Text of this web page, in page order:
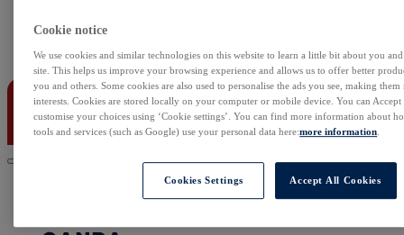
Rolowania
Kontakt
Cookie notice
We use cookies and similar technologies on this website to learn a little bit about you
site. This helps us improve your browsing experience and allows us to offer better
you and others. Some cookies are also used to personalise the ads you see, making
interests. Cookies are stored locally on your computer or mobile device. You can
customise your choices using ‘Cookie settings’. You can find more information about
tools and services (such as Google) use your personal data here:more information
Cookies Settings Accept All Cookies